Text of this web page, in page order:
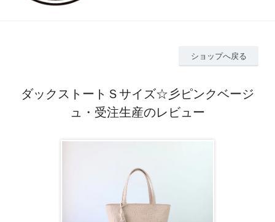
ショップへ戻る
ダックストートＳサイズ☆彡ピンクベージ
ュ・受注生産のレビュー